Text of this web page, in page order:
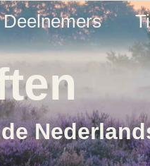
Deelnemers